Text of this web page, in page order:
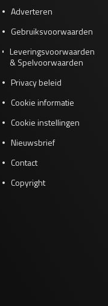
Adverteren
Gebruiksvoorwaarden
Leveringsvoorwaarden
& Spelvoorwaarden
Privacy beleid
Cookie informatie
Cookie instellingen
Nieuwsbrief
Contact
Copyright